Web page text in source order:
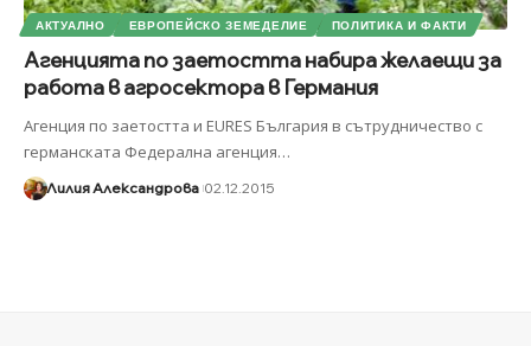
АКТУАЛНО ЕВРОПЕЙСКО ЗЕМЕДЕЛИЕ ПОЛИТИКА И ФАКТИ
Агенцията по заетостта набира желаещи за
работа в агросектора в Германия
Агенция по заетостта и EURES България в сътрудничество с
германската Федерална агенция…
Лилия Александрова 02.12.2015